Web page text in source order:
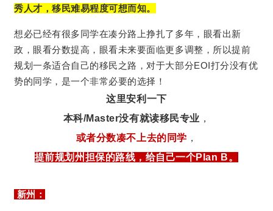
秀人才，移民难易程度可想而知。
想必已经有很多同学在凑分路上挣扎了多年，眼看出新
政，眼看分数提高，眼看未来要面临更多调整，所以提前
规划一条适合自己的移民之路，对于大部分EOI打分没有优
势的同学，是一个非常必要的选择！
这里安利一下
本科/Master没有就读移民专业 ，
或者分数凑不上去的同学 ，
提前规划州担保的路线，给自己一个Plan B。
新州：